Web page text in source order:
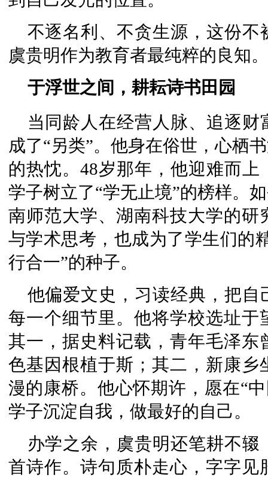
不逐名利、不贪生源，这份
虞贵明作为教育者最纯粹的良知。
于浮世之间，耕耘诗书田园
当同龄人在经营人脉、追逐
成了“另类”。他身在俗世，心栖
的热忱。48岁那年，他迎难而
学子树立了“学无止境”的榜样。
南师范大学、湖南科技大学的
与学术思考，也成为了学生们的
行合一”的种子。
他偏爱文史，习读经典，把
每一个细节里。他将学校选址
其一，据史料记载，青年毛泽
色基因根植于斯；其二，新康
漫的康桥。他心怀期许，愿在“
学子沉淀自我，做最好的自己。
办学之余，虞贵明还笔耕不
首诗作。诗句质朴走心，字字